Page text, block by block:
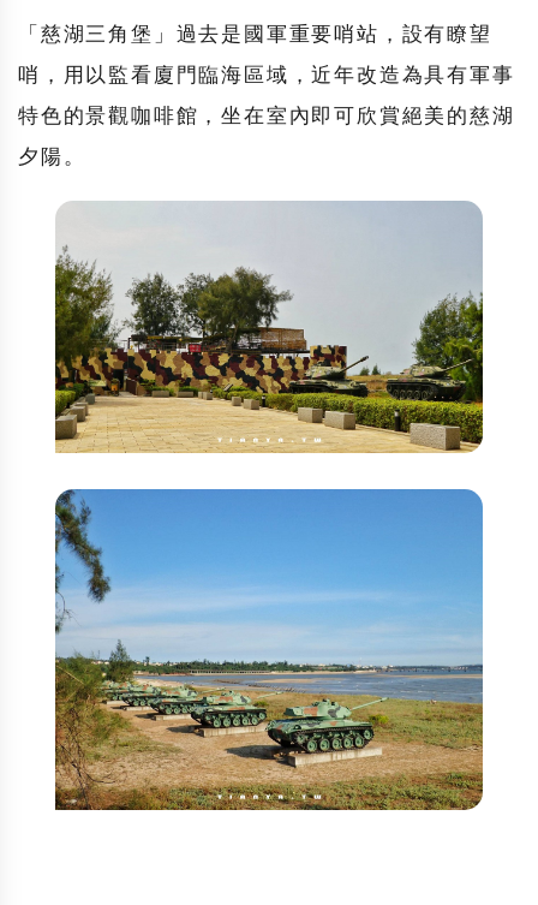
「慈湖三角堡 」過去是國軍重要哨站，設有瞭望
哨，用以監看廈門臨海區域，近年改造為具有軍事
特色的景觀咖啡館，坐在室內即可欣賞絕美的慈湖
夕陽。